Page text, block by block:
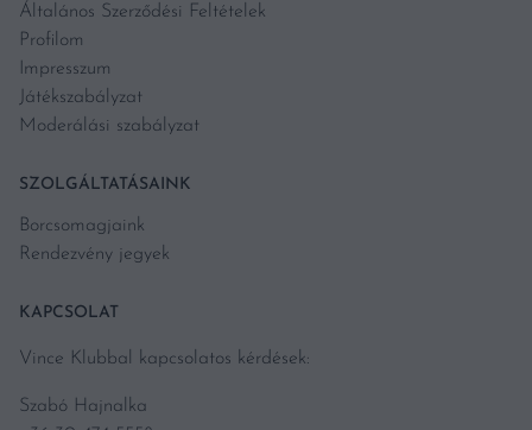
Általános Szerződési Feltételek
Profilom
Impresszum
Játékszabályzat
Moderálási szabályzat
SZOLGÁLTATÁSAINK
Borcsomagjaink
Rendezvény jegyek
KAPCSOLAT
Vince Klubbal kapcsolatos kérdések:
Szabó Hajnalka